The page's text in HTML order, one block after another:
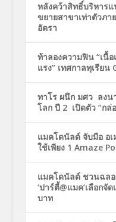
หลังคว้าสิทธิ์บริหาร
ขยายสาขาเท่าตัวภา
อัตรา
ท้าลองความฟิน “เนื้
แรง” เทศกาลทุเรียน
ทาโร ผนึก มศว ลงน
โลก ปี 2 เปิดตัว “กล่
แมคโดนัลด์ จับมือ อ
ใช้เพียง 1 Amaze
แมคโดนัลด์ ชวนฉลอ
‘ปาร์ตี้@แมค’เลือกจั
บาท